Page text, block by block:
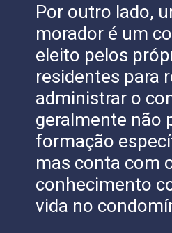
Por outro lado,
morador é um
eleito pelos
residentes para
administrar o
geralmente não
formação
mas conta com
conhecimento
vida no